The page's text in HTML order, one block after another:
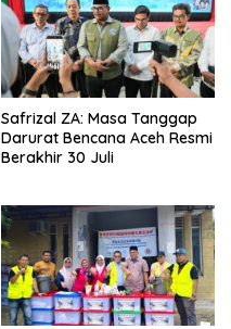
Safrizal ZA: Masa Tanggap
Darurat Bencana Aceh Resmi
Berakhir 30 Juli